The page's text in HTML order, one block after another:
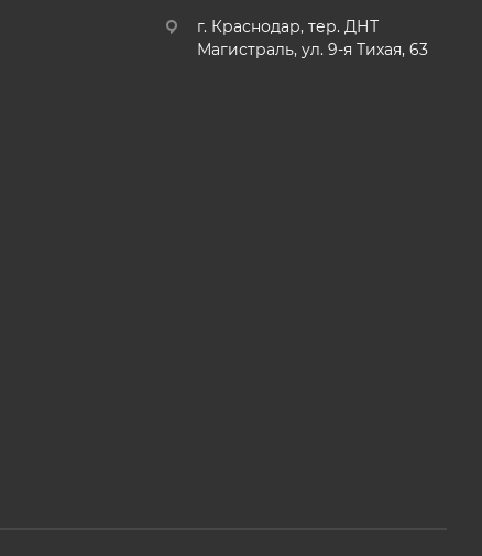
г. Краснодар, тер. ДНТ
Магистраль, ул. 9-я Тихая, 63